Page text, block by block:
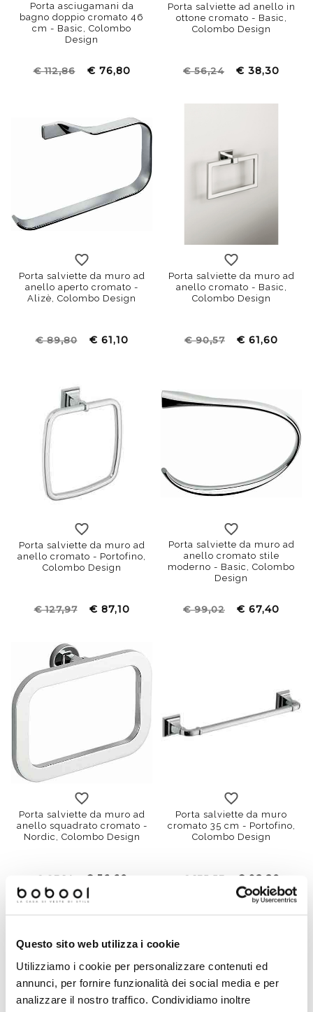
Questo sito web utilizza i cookie
Utilizziamo i cookie per personalizzare contenuti ed
annunci, per fornire funzionalità dei social media e per
analizzare il nostro traffico. Condividiamo inoltre
Porta asciugamani da
bagno doppio cromato 46
cm - Basic, Colombo
Design
€ 112,86 € 76,80
Porta salviette ad anello in
ottone cromato - Basic,
Colombo Design
€ 56,24 € 38,30
Porta salviette da muro ad
anello aperto cromato -
Alizè, Colombo Design
€ 89,80 € 61,10
Porta salviette da muro ad
anello cromato - Basic,
Colombo Design
€ 90,57 € 61,60
Porta salviette da muro ad
anello cromato - Portofino,
Colombo Design
€ 127,97 € 87,10
Porta salviette da muro ad
anello cromato stile
moderno - Basic, Colombo
Design
€ 99,02 € 67,40
Porta salviette da muro ad
anello squadrato cromato -
Nordic, Colombo Design
€ 83,14 € 56,60
Porta salviette da muro
cromato 35 cm - Portofino,
Colombo Design
€ 135,53 € 92,20